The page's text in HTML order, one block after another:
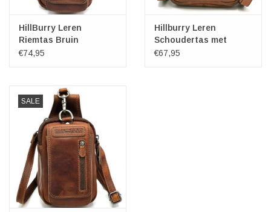
HillBurry Leren
Riemtas Bruin
€74,95
Hillburry Leren
Schoudertas met
Ritsvakjes Cognac
€67,95
SALE